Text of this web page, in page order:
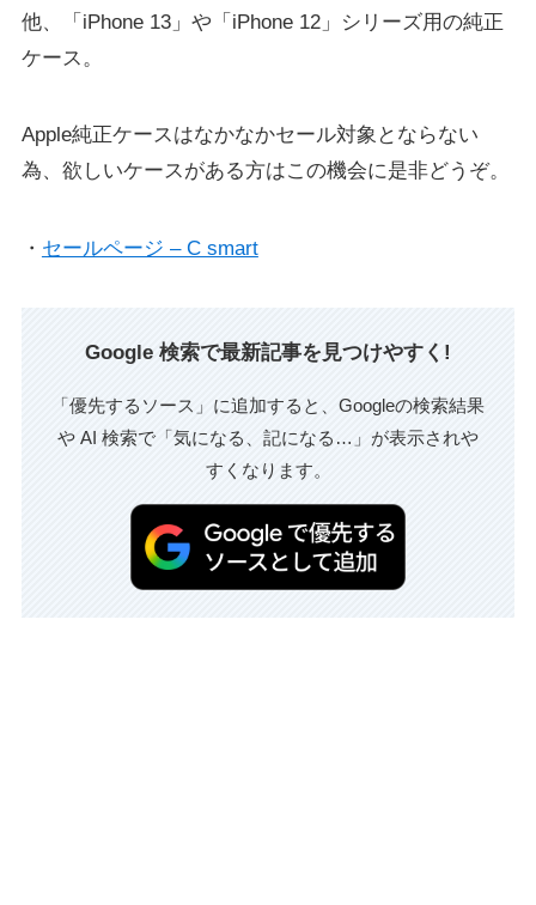
他、「iPhone 13」や「iPhone 12」シリーズ用の純正
ケース。
Apple純正ケースはなかなかセール対象とならない
為、欲しいケースがある方はこの機会に是非どうぞ。
・ セールページ – C smart
Google 検索で最新記事を見つけやすく!
「優先するソース」に追加すると、Googleの検索結果
や AI 検索で「気になる、記になる…」が表示されや
すくなります。